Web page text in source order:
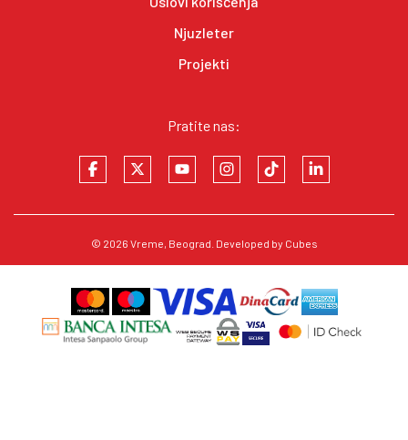
Njuzleter
Projekti
Pratite nas:
© 2026 Vreme, Beograd. Developed by Cubes